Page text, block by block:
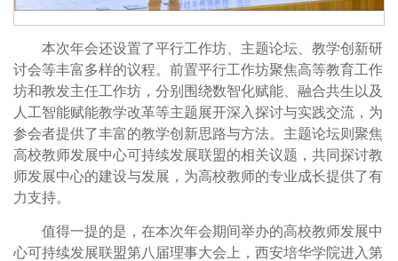
本次年会还设置了平行工作坊、主题论坛、教学创新研
讨会等丰富多样的议程。前置平行工作坊聚焦高等教育工作
坊和教发主任工作坊，分别围绕数智化赋能、融合共生以及
人工智能赋能教学改革等主题展开深入探讨与实践交流，为
参会者提供了丰富的教学创新思路与方法。主题论坛则聚焦
高校教师发展中心可持续发展联盟的相关议题，共同探讨教
师发展中心的建设与发展，为高校教师的专业成长提供了有
力支持。
值得一提的是，在本次年会期间举办的高校教师发展中
心可持续发展联盟第八届理事大会上，西安培华学院进入第